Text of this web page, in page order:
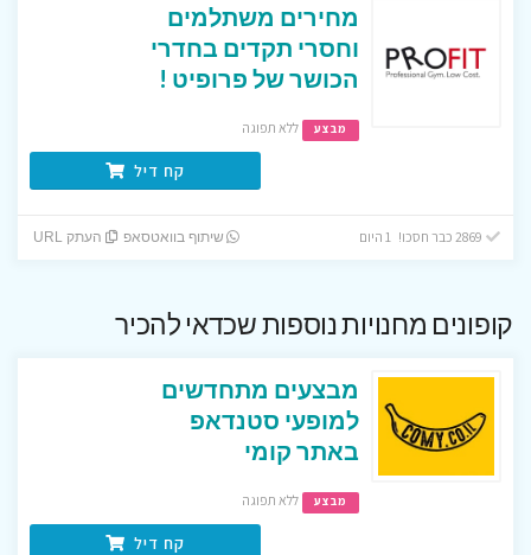
מחירים משתלמים
וחסרי תקדים בחדרי
הכושר של פרופיט !
מבצע ללא תפוגה
קח דיל
שיתוף בוואטסאפ העתק URL
קופונים מחנויות נוספות שכדאי להכיר
מבצעים מתחדשים
למופעי סטנדאפ
באתר קומי
מבצע ללא תפוגה
קח דיל